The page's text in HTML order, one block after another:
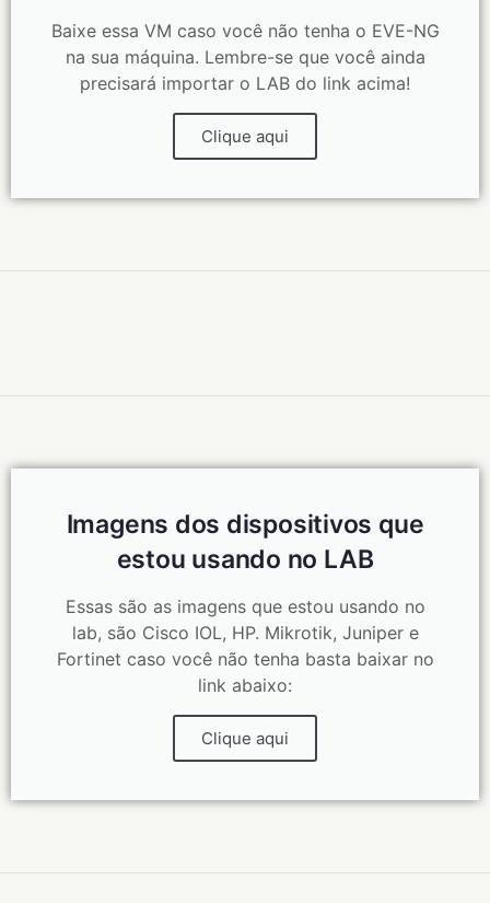
Baixe essa VM caso você não tenha o EVE-NG
na sua máquina. Lembre-se que você ainda
precisará importar o LAB do link acima!
Clique aqui
Imagens dos dispositivos que
estou usando no LAB
Essas são as imagens que estou usando no
lab, são Cisco IOL, HP. Mikrotik, Juniper e
Fortinet caso você não tenha basta baixar no
link abaixo:
Clique aqui